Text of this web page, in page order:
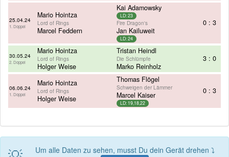
25.04.24
1. Doppel
Mario Hointza
Lord of Rings
Marcel Feddern
Kai Adamowsky
LD: 23
Fire Dragon's
Jan Kailuweit
LD: 24
0 : 3
30.05.24
2. Doppel
Mario Hointza
Lord of Rings
Holger Weise
Tristan Heindl
Die Schlümpfe
Marko Reinholz
3 : 0
06.06.24
1. Doppel
Mario Hointza
Lord of Rings
Holger Weise
Thomas Flögel
Schweigen der Lämmer
Marcel Kaiser
LD: 19,18,22
0 : 3
Um alle Daten zu sehen, musst Du dein Gerät drehen ⤵